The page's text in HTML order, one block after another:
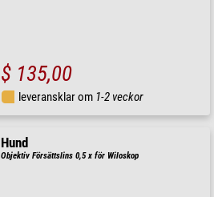
$ 135,00
leveransklar om 1-2 veckor
Hund
Objektiv Försättslins 0,5 x för Wiloskop